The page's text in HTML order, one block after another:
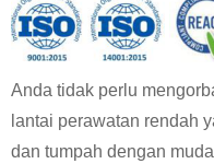
Anda tidak perlu
lantai perawatan rendah
dan tumpah dengan